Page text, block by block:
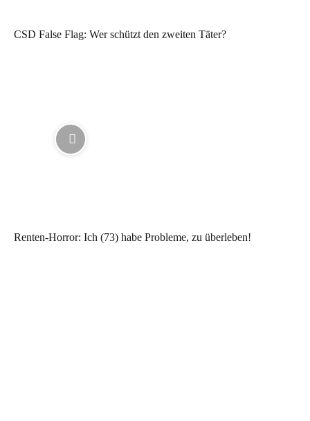
CSD False Flag: Wer schützt den zweiten Täter?
Renten-Horror: Ich (73) habe Probleme, zu überleben!